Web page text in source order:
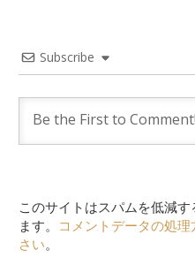
Subscribe
このサイトはスパムを低減
ます。 コメントデータの処
さい。